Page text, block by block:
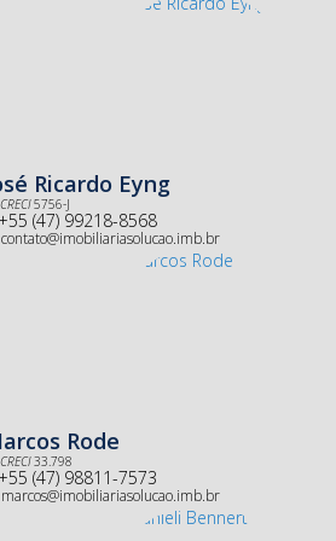
Ricardo Eyng
CRECI5756-J
(47) 99218-8568
contato@imobiliariasolucao.imb.br
Rode
CRECI33.798
(47) 98811-7573
marcos@imobiliariasolucao.imb.br